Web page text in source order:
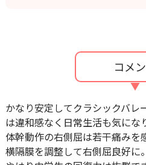
コメ
かなり安定してクラシックバレ
は違和感なく日常生活も気にな
体幹動作の右側屈は若干痛みを
横隔膜を調整して右側屈良好に。